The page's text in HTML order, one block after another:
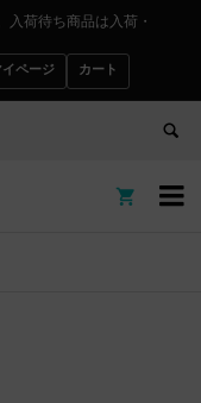
荷待ち商品は入荷・
イページ カート

